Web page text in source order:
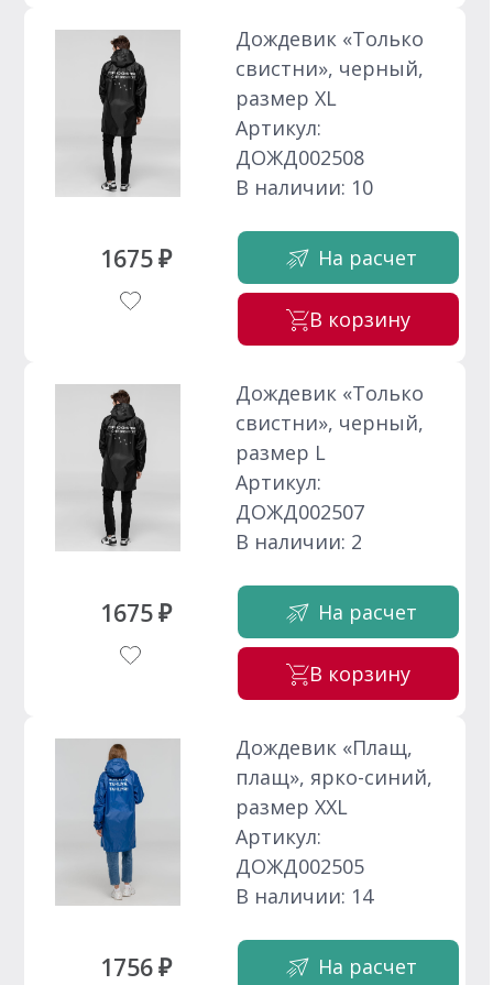
1675 ₽
Дождевик «Только
свистни», черный,
размер XL
Артикул:
ДОЖД002508
В наличии: 10
На расчет
В корзину
1675 ₽
Дождевик «Только
свистни», черный,
размер L
Артикул:
ДОЖД002507
В наличии: 2
На расчет
В корзину
1756 ₽
Дождевик «Плащ,
плащ», ярко-синий,
размер XXL
Артикул:
ДОЖД002505
В наличии: 14
На расчет